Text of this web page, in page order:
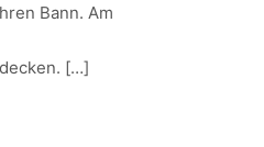
Bann. Am
[…]